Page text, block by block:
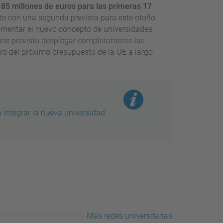
85 millones de euros para las primeras 17
con una segunda prevista para este otoño,
el nuevo concepto de universidades
previsto desplegar completamente las
del próximo presupuesto de la UE a largo
integrar la nueva universidad
Más redes universitarias